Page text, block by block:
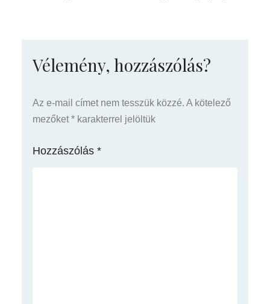
Vélemény, hozzászólás?
Az e-mail címet nem tesszük közzé. A kötelező
mezőket * karakterrel jelöltük
Hozzászólás *